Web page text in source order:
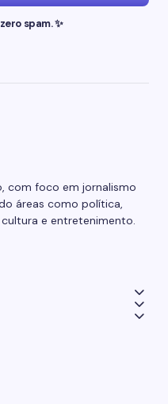
spam. ✨
com foco em jornalismo
áreas como política,
e entretenimento.